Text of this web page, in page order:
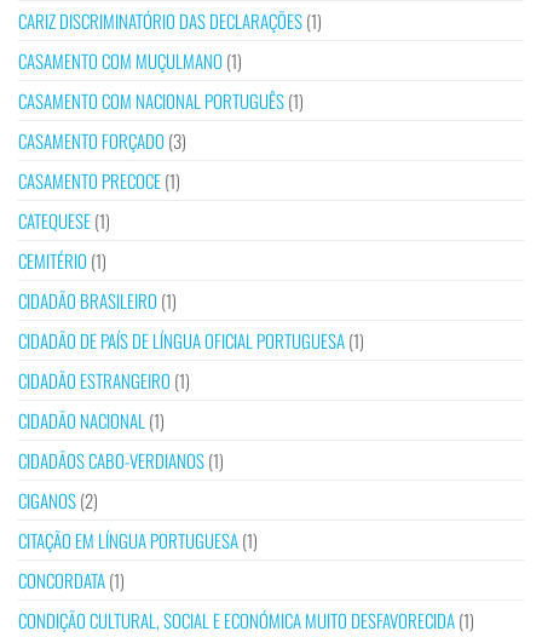
CARIZ DISCRIMINATÓRIO DAS DECLARAÇÕES(1)
CASAMENTO COM MUÇULMANO (1)
CASAMENTO COM NACIONAL PORTUGUÊS(1)
CASAMENTO FORÇADO (3)
CASAMENTO PRECOCE(1)
CATEQUESE(1)
CEMITÉRIO (1)
CIDADÃO BRASILEIRO (1)
CIDADÃO DE PAÍS DE LÍNGUA OFICIAL PORTUGUESA(1)
CIDADÃO ESTRANGEIRO (1)
CIDADÃO NACIONAL (1)
CIDADÃOS CABO-VERDIANOS(1)
CIGANOS(2)
CITAÇÃO EM LÍNGUA PORTUGUESA(1)
CONCORDATA(1)
CONDIÇÃO CULTURAL, SOCIAL E ECONÓMICA MUITO DESFAVORECIDA(1)